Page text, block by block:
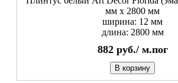
мм х 2800 мм
ширина: 12 мм
длина: 2800 мм
882 руб./ м.пог
В корзину